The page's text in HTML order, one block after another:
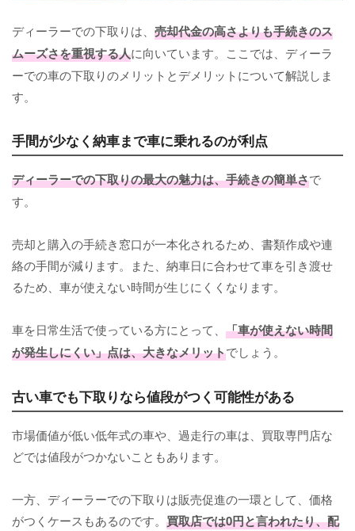
ディーラーでの下取りは、 売却代金の高さよりも手続きのス
ムーズさを重視する人に向いています。ここでは、ディーラ
ーでの車の下取りのメリットとデメリットについて解説しま
す。
手間が少なく納車まで車に乗れるのが利点
ディーラーでの下取りの最大の魅力は、手続きの簡単さで
す。
売却と購入の手続き窓口が一本化されるため、書類作成や連
絡の手間が減ります。また、納車日に合わせて車を引き渡せ
るため、車が使えない時間が生じにくくなります。
車を日常生活で使っている方にとって、 「車が使えない時間
が発生しにくい」点は、大きなメリットでしょう。
古い車でも下取りなら値段がつく可能性がある
市場価値が低い低年式の車や、過走行の車は、買取専門店な
どでは値段がつかないこともあります。
一方、ディーラーでの下取りは販売促進の一環として、価格
がつくケースもあるのです。 買取店では0円と言われたり、配